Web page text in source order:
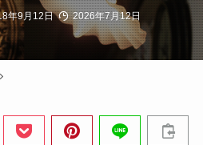
年9月12日 2026年7月12日